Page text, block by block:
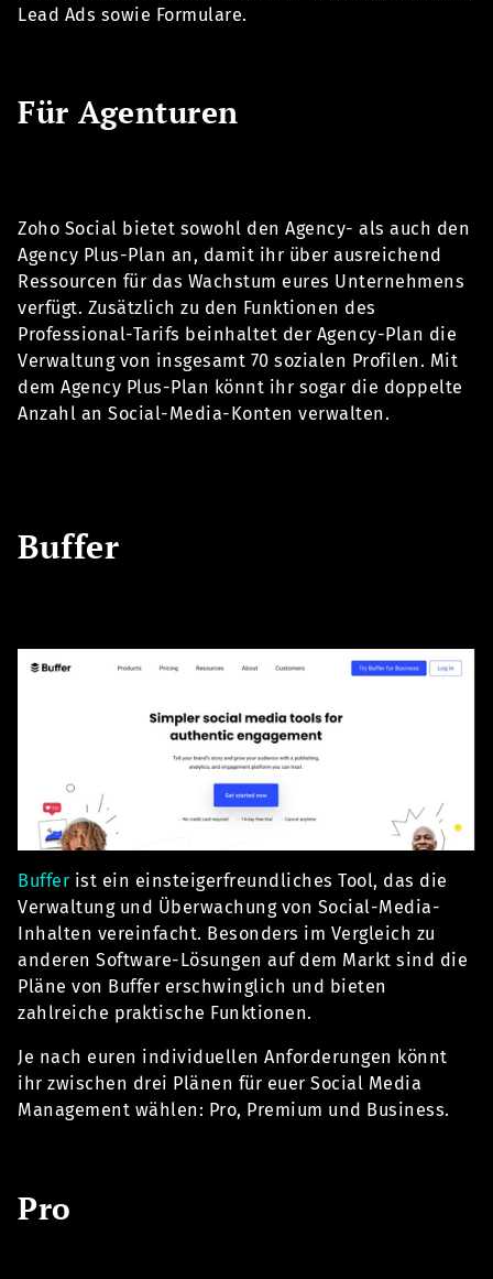
Lead Ads sowie Formulare.
Für Agenturen
Zoho Social bietet sowohl den Agency- als auch den
Agency Plus-Plan an, damit ihr über ausreichend
Ressourcen für das Wachstum eures Unternehmens
verfügt. Zusätzlich zu den Funktionen des
Professional-Tarifs beinhaltet der Agency-Plan die
Verwaltung von insgesamt 70 sozialen Profilen. Mit
dem Agency Plus-Plan könnt ihr sogar die doppelte
Anzahl an Social-Media-Konten verwalten.
Buffer
Buffer ist ein einsteigerfreundliches Tool, das die
Verwaltung und Überwachung von Social-Media-
Inhalten vereinfacht. Besonders im Vergleich zu
anderen Software-Lösungen auf dem Markt sind die
Pläne von Buffer erschwinglich und bieten
zahlreiche praktische Funktionen.
Je nach euren individuellen Anforderungen könnt
ihr zwischen drei Plänen für euer Social Media
Management wählen: Pro, Premium und Business.
Pro